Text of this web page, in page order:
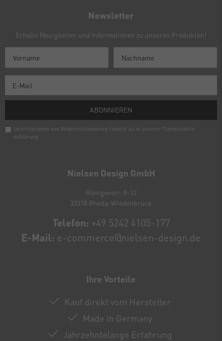
Nielsen Design GmbH
Röntgenstr. 8-12
33378 Rheda-Wiedenbrück
Telefon: +49 5242 4105-177
E-Mail: e-commerce@nielsen-design.de
Ihre Vorteile
Kauf direkt vom Hersteller
Made in Germany
Jahrzehntelange Erfahrung
Newsletter
Erhalte Neuigkeiten und Informationen zu unseren Produkten!
ABONNIEREN
Informationen und Widerrufshinweise findest du in unserer Daten­schutz­
erklärung